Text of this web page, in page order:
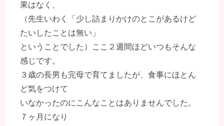
果はなく、
（先生いわく「少し詰まりかけのとこがあるけど
たいしたことは無い」
ということでした）ここ２週間ほどいつもそんな
感じです。
３歳の長男も完母で育てましたが、食事にほとん
ど気をつけて
いなかったのにこんなことはありませんでした。
７ヶ月になり